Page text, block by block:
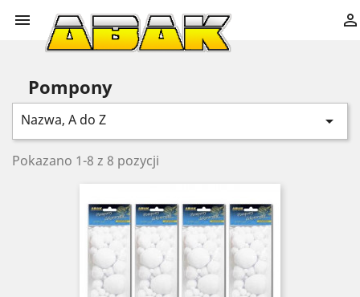
 
Pompony
Nazwa, A do Z 
Pokazano 1-8 z 8 pozycji